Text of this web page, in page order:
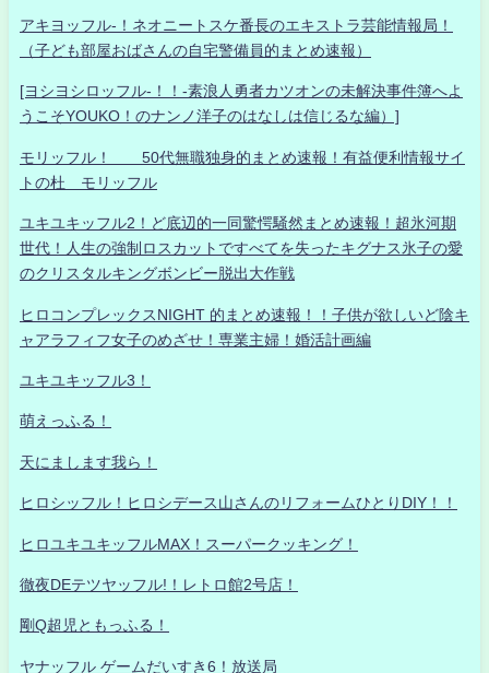
アキヨッフル-！ネオニートスケ番長のエキストラ芸能情報局！
（子ども部屋おばさんの自宅警備員的まとめ速報）
[ヨシヨシロッフル-！！-素浪人勇者カツオンの未解決事件簿へよ
うこそYOUKO！のナンノ洋子のはなしは信じるな編）]
モリッフル！ 50代無職独身的まとめ速報！有益便利情報サイ
トの杜 モリッフル
ユキユキッフル2！ど底辺的一同驚愕騒然まとめ速報！超氷河期
世代！人生の強制ロスカットですべてを失ったキグナス氷子の愛
のクリスタルキングボンビー脱出大作戦
ヒロコンプレックスNIGHT 的まとめ速報！！子供が欲しいど陰キ
ャアラフィフ女子のめざせ！専業主婦！婚活計画編
ユキユキッフル3！
萌えっふる！
天にまします我ら！
ヒロシッフル！ヒロシデース山さんのリフォームひとりDIY！！
ヒロユキユキッフルMAX！スーパークッキング！
徹夜DEテツヤッフル!！レトロ館2号店！
剛Q超児ともっふる！
ヤナッフル ゲームだいすき6！放送局